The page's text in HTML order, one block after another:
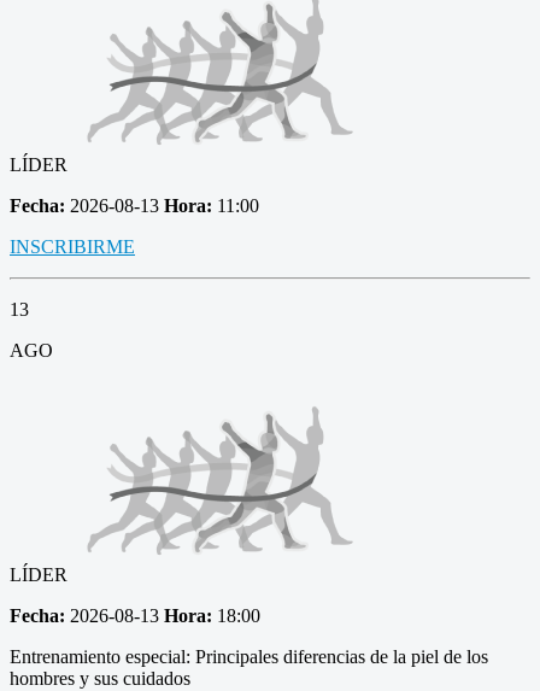
LÍDER
Fecha: 2026-08-13 Hora: 11:00
INSCRIBIRME
13
AGO
LÍDER
Fecha: 2026-08-13 Hora: 18:00
Entrenamiento especial: Principales diferencias de la piel de los
hombres y sus cuidados